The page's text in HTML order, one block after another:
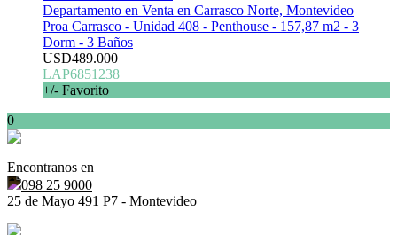
Departamento en Venta en Carrasco Norte, Montevideo
Proa Carrasco - Unidad 408 - Penthouse - 157,87 m2 - 3
Dorm - 3 Baños
USD489.000
LAP6851238
+/- Favorito
0
Encontranos en
098 25 9000
25 de Mayo 491 P7 - Montevideo